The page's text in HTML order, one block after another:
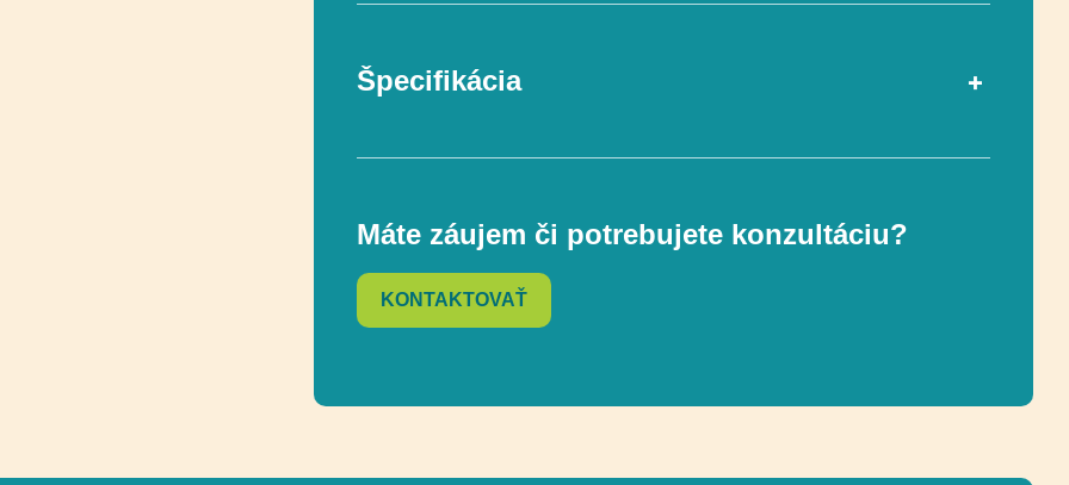
Špecifikácia
Rozmer 1140 x 690 cm
Máte záujem či potrebujete konzultáciu?
KONTAKTOVAŤ